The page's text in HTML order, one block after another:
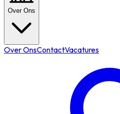
Over Ons
Over OnsContactVacatures